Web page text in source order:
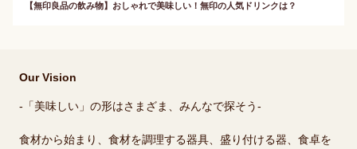
【無印良品の飲み物】おしゃれで美味しい！無印の人気ドリンクは？
Our Vision
-「美味しい」の形はさまざま、みんなで探そう-
食材から始まり、食材を調理する器具、盛り付ける器、食卓を